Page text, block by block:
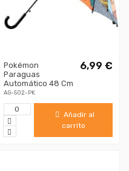
Pokémon
Paraguas
Automático 48 Cm
AG-502-PK
6,99 €
Añadir al
carrito